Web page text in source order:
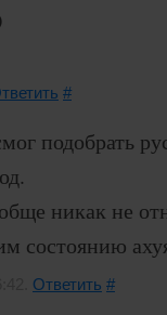
#
подобрать
никак не
состоянию
Ответить #